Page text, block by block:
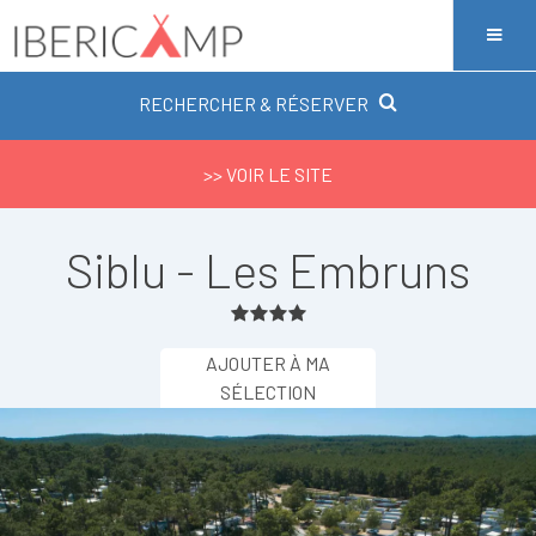
RECHERCHER & RÉSERVER
>> VOIR LE SITE
Siblu - Les Embruns
AJOUTER À MA
SÉLECTION